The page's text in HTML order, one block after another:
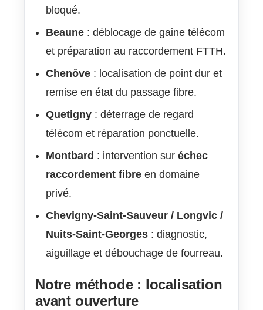
bloqué.
Beaune : déblocage de gaine télécom
et préparation au raccordement FTTH.
Chenôve : localisation de point dur et
remise en état du passage fibre.
Quetigny : déterrage de regard
télécom et réparation ponctuelle.
Montbard : intervention sur échec
raccordement fibre en domaine
privé.
Chevigny-Saint-Sauveur / Longvic /
Nuits-Saint-Georges : diagnostic,
aiguillage et débouchage de fourreau.
Notre méthode : localisation
avant ouverture